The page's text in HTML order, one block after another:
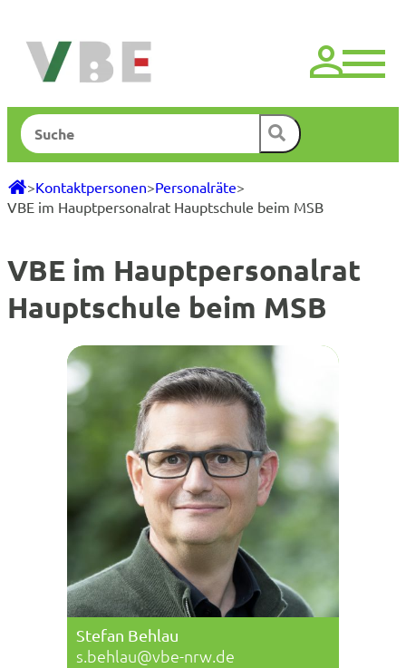
springen
Suchen
>Kontaktpersonen>Personalräte>
VBE im Hauptpersonalrat Hauptschule beim MSB
VBE im Hauptpersonalrat
Hauptschule beim MSB
Stefan Behlau
s.behlau@vbe-nrw.de